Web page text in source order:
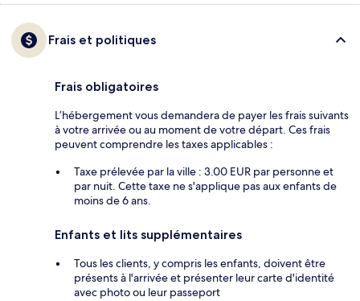
Frais et politiques
Frais obligatoires
L’hébergement vous demandera de payer les frais suivants
à votre arrivée ou au moment de votre départ. Ces frais
peuvent comprendre les taxes applicables :
Taxe prélevée par la ville : 3.00 EUR par personne et
par nuit. Cette taxe ne s'applique pas aux enfants de
moins de 6 ans.
Enfants et lits supplémentaires
Tous les clients, y compris les enfants, doivent être
présents à l'arrivée et présenter leur carte d'identité
avec photo ou leur passeport